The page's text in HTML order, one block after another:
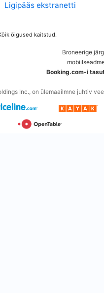
Ligipääs ekstranetti
õigused kaitstud.
Broneerige
Booking.com-i
Inc., on ülemaailmne juhtiv